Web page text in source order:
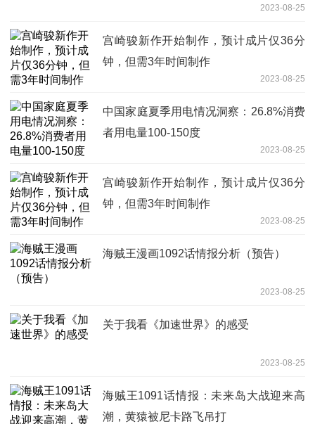
2023-08-25
宫崎骏新作开始制作，预计成片仅36分
钟，但需3年时间制作
2023-08-25
中国家庭夏季用电情况洞察：26.8%消费
者用电量100-150度
2023-08-25
宫崎骏新作开始制作，预计成片仅36分
钟，但需3年时间制作
2023-08-25
海贼王漫画1092话情报分析（预告）
2023-08-25
关于我看《加速世界》的感受
2023-08-25
海贼王1091话情报：未来岛大战迎来高
潮，黄猿被尼卡路飞吊打